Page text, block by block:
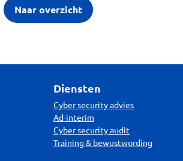
Naar overzicht
Diensten
Cyber security advies
Ad-interim
Cyber security audit
Training & bewustwording